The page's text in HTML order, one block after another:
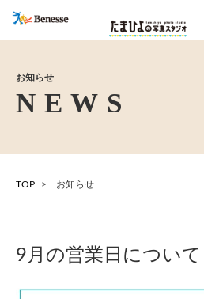
お知らせ
TOP お知らせ
9月の営業日について